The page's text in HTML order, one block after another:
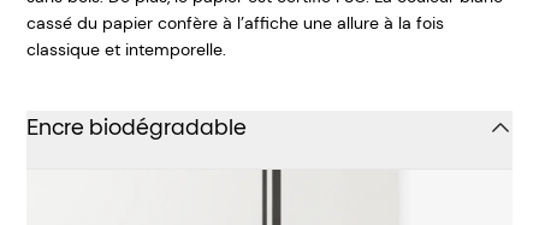
cassé du papier confère à l’affiche une allure à la fois
classique et intemporelle.
Encre biodégradable